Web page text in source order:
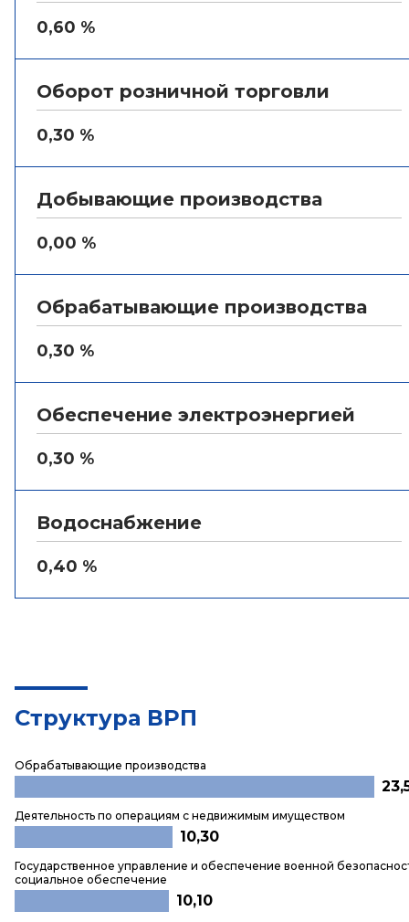
0,60 %
Оборот розничной торговли
0,30 %
Добывающие производства
0,00 %
Обрабатывающие производства
0,30 %
Обеспечение электроэнергией
0,30 %
Водоснабжение
0,40 %
Структура ВРП
Обрабатывающие производства
Деятельность по операциям с недвижимым имуществом
10,30
Государственное управление и обеспечение военной
социальное обеспечение
10,10